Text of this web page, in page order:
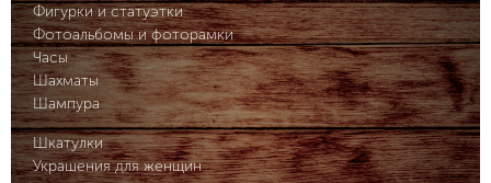
Фигурки и статуэтки
Фотоальбомы и фоторамки
Часы
Шахматы
Шампура
Шкатулки
Украшения для женщин